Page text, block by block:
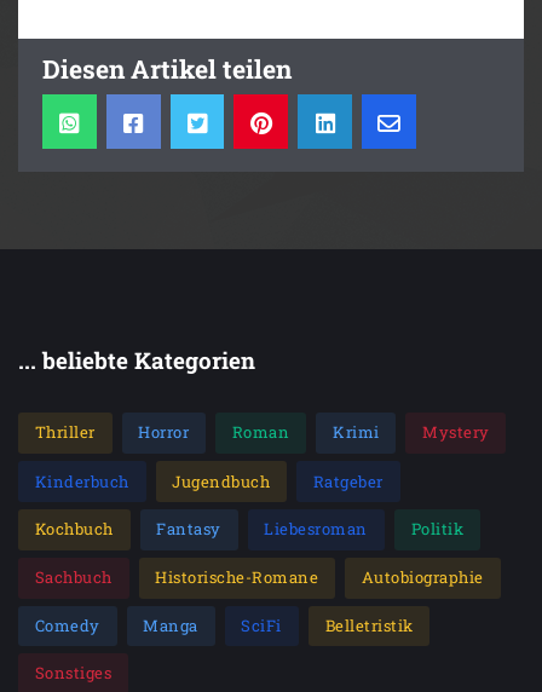
Diesen Artikel teilen
... beliebte Kategorien
Thriller Horror Roman Krimi Mystery
Kinderbuch Jugendbuch Ratgeber
Kochbuch Fantasy Liebesroman Politik
Sachbuch Historische-Romane Autobiographie
Comedy Manga SciFi Belletristik
Sonstiges